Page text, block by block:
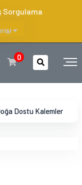
Sorgulama
0
Dostu Kalemler